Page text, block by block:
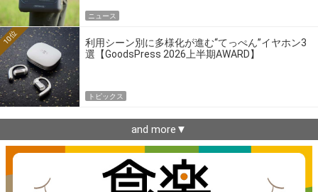
ニュース
利用シーン別に多様化が進む“てっぺん”イヤホン3
選【GoodsPress 2026上半期AWARD】
10位
トピックス
and more▼